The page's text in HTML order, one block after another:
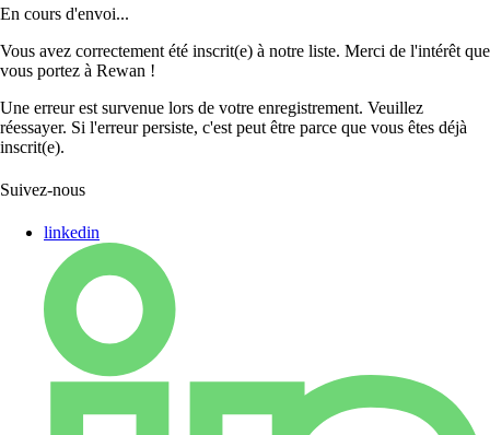
En cours d'envoi...
Vous avez correctement été inscrit(e) à notre liste. Merci de l'intérêt que
vous portez à Rewan !
Une erreur est survenue lors de votre enregistrement. Veuillez
réessayer. Si l'erreur persiste, c'est peut être parce que vous êtes déjà
inscrit(e).
Suivez-nous
linkedin